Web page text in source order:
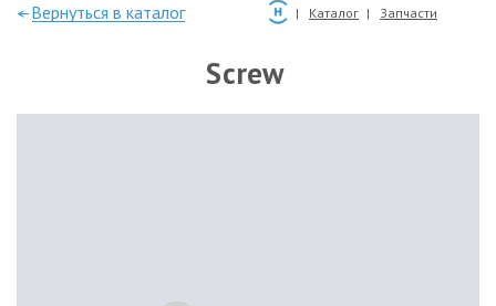
—Вернуться в каталог Каталог Запчасти
Screw